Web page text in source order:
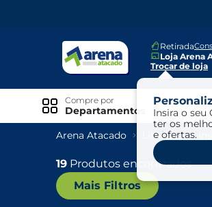
Retirada
Loja Arena
Trocar de loja
Insira o seu
ter os
e ofertas.
Compre por
Departamentos
Especiais
Exclusivo Online
Ofertas
Arena Atacado Limpeza
19 Produtos encontrados
Mais Filtros